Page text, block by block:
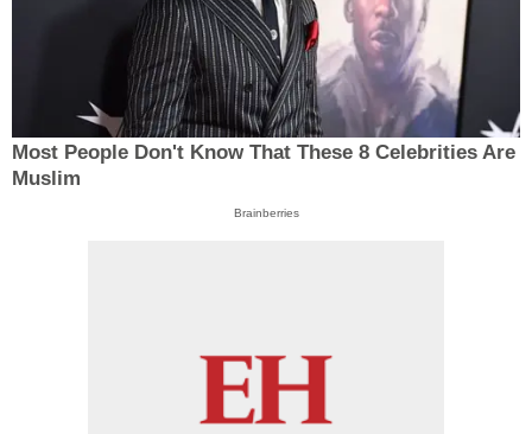
Most People Don't Know That These 8 Celebrities Are
Muslim
Brainberries